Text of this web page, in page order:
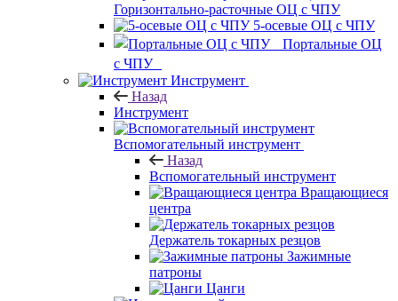
Горизонтально-расточные ОЦ с ЧПУ
5-осевые ОЦ с ЧПУ
Портальные ОЦ
с ЧПУ
Инструмент
Назад
Инструмент
Вспомогательный инструмент
Назад
Вспомогательный инструмент
Вращающиеся
центра
Держатель токарных резцов
Зажимные
патроны
Цанги